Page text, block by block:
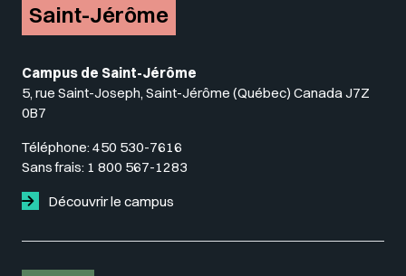
Saint-Jérôme
Campus de Saint-Jérôme
5, rue Saint-Joseph, Saint-Jérôme (Québec) Canada J7Z
0B7
Téléphone: 450 530-7616
Sans frais: 1 800 567-1283
Découvrir le campus